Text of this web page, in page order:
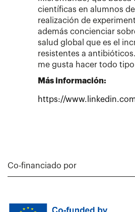
científicas en alumnos
realización de
además concienciar
salud global que es el
resistentes a
me gusta hacer todo
Más información:
https://
Co-financiado por